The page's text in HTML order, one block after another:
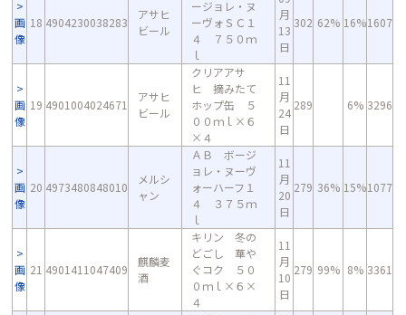
画
像
18 4904230038283
アサヒ
ビール
ージョレ・ヌ
ーヴォＳＣ１
４ ７５０ｍ
ｌ
月
13
日
302 62% 16%1607
画
像
19 4901004024671
アサヒ
ビール
クリアアサ
ヒ 摘みたて
ホップ缶 ５
００ｍｌ×６
×４
11
月
24
日
289 6% 3296
画
像
20 4973480848010
メルシ
ャン
ＡＢ ボージ
ョレ・ヌーヴ
ォーハーフ１
４ ３７５ｍ
ｌ
11
月
20
日
279 36% 15%1077
画
像
21 4901411047409
麒麟麦
酒
キリン 冬の
どごし 華や
ぐコク ５０
０ｍｌ×６×
４
11
月
10
日
279 99% 8% 3361